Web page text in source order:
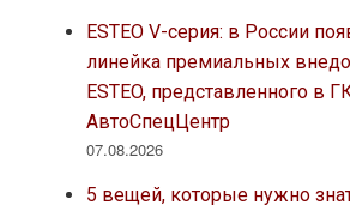
ESTEO V-серия: в России
линейка премиальных
ESTEO, представленного в
АвтоСпецЦентр
07.08.2026
5 вещей, которые нужно